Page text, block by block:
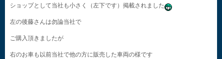
ショップとして当社も小さく（左下です）掲載されました
左の後藤さんは勿論当社で
ご購入頂きましたが
右のお車も以前当社で他の方に販売した車両の様です